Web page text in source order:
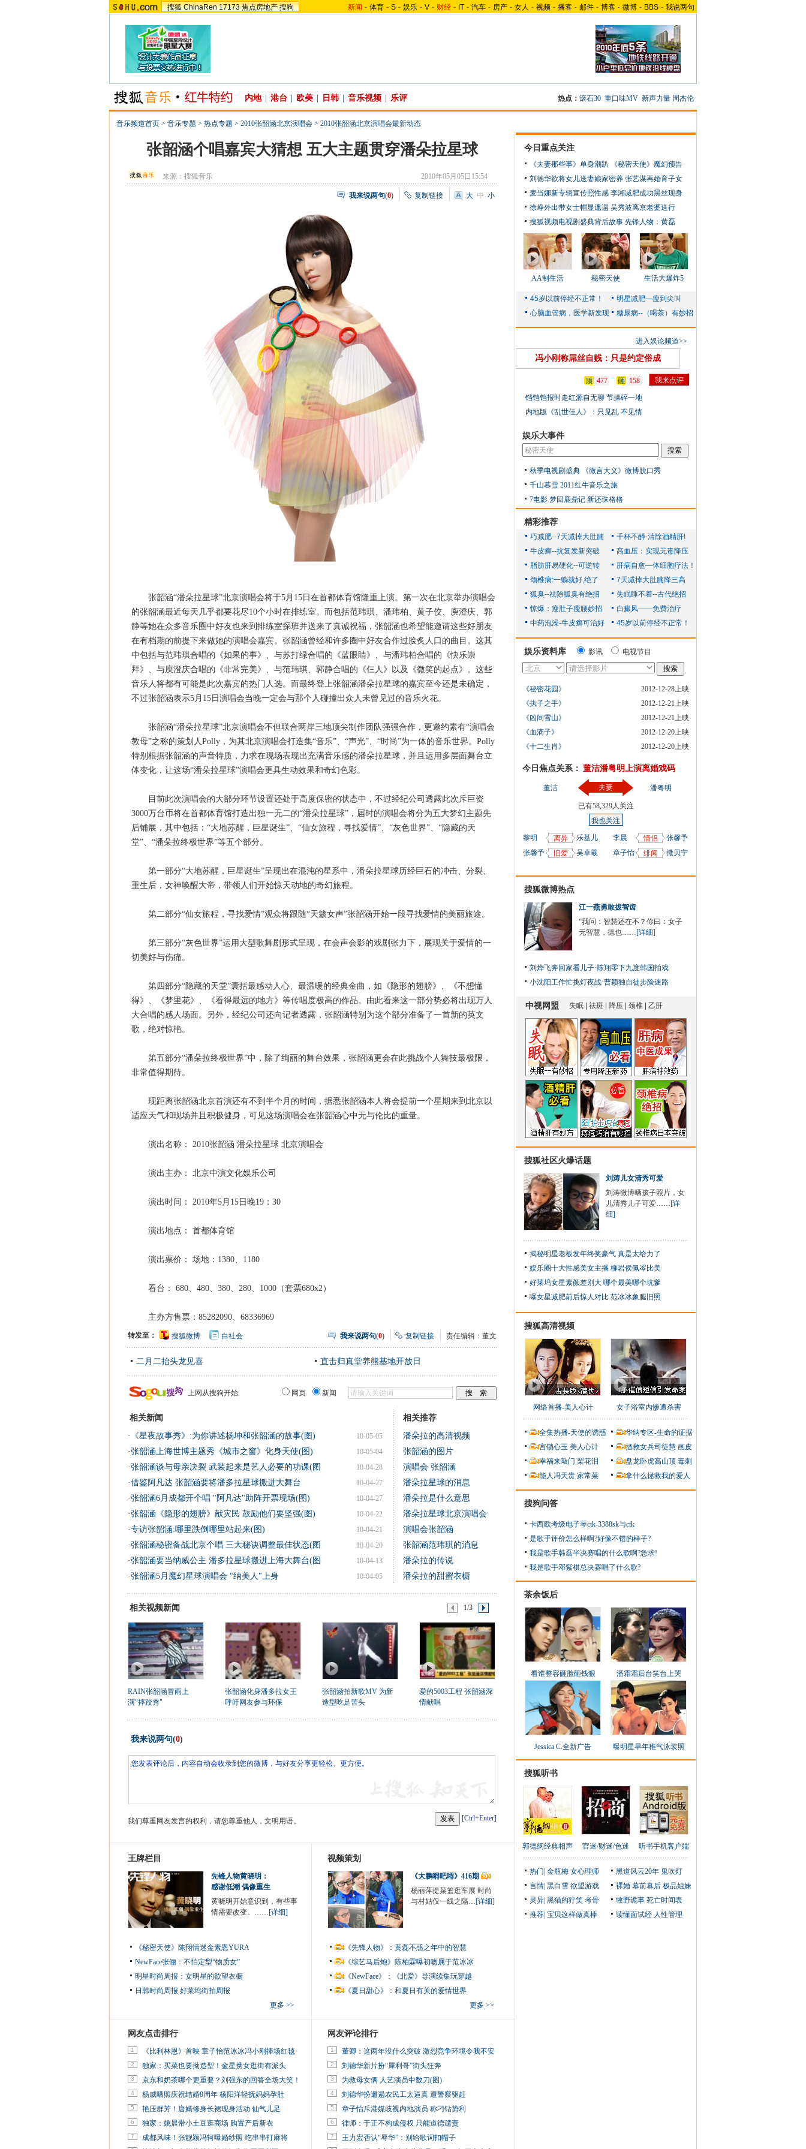
搜狐 ChinaRen 17173 焦点房地产 搜狗 新闻 - 体育 - S - 娱乐 - V - 财经 - IT - 汽车 - 房产 - 女人 - 视频 - 播客 - 邮件 - 博客 - 微博 - BBS - 我说两句
内地 港台 欧美 日韩 音乐视频 乐评 热点： 滚石30 重口味MV 新声力量 周杰伦
音乐频道首页 > 音乐专题 > 热点专题 > 2010张韶涵北京演唱会 > 2010张韶涵北京演唱会最新动态
张韶涵个唱嘉宾大猜想 五大主题贯穿潘朵拉星球
来源：搜狐音乐 2010年05月05日15:54
我来说两句(0) 复制链接 大 中 小
张韶涵“潘朵拉星球”北京演唱会将于5月15日在首都体育馆隆重上演。第一次在北京举办演唱会
的张韶涵最近每天几乎都要花尽10个小时在排练室。而包括范玮琪、潘玮柏、黄子佼、庾澄庆、郭
静等她在众多音乐圈中好友也来到排练室探班并送来了真诚祝福，张韶涵也希望能邀请这些好朋友
在有档期的前提下来做她的演唱会嘉宾。张韶涵曾经和许多圈中好友合作过脍炙人口的曲目。这其
中包括与范玮琪合唱的《如果的事》、与苏打绿合唱的《蓝眼睛》、与潘玮柏合唱的《快乐崇
拜》、与庾澄庆合唱的《非常完美》、与范玮琪、郭静合唱的《仨人》以及《微笑的起点》。这些
音乐人将都有可能是此次嘉宾的热门人选。而最终登上张韶涵潘朵拉星球的嘉宾至今还是未确定，
不过张韶涵表示5月15日演唱会当晚一定会与那个人碰撞出众人未曾见过的音乐火花。
张韶涵“潘朵拉星球”北京演唱会不但联合两岸三地顶尖制作团队强强合作，更邀约素有“演唱会
教母”之称的策划人Polly，为其北京演唱会打造集“音乐”、“声光”、“时尚”为一体的音乐世界。Polly
特别根据张韶涵的声音特质，力求在现场表现出充满音乐感的潘朵拉星球，并且运用多层面舞台立
体变化，让这场“潘朵拉星球”演唱会更具生动效果和奇幻色彩。
目前此次演唱会的大部分环节设置还处于高度保密的状态中，不过经纪公司透露此次斥巨资
3000万台币将在首都体育馆打造出独一无二的“潘朵拉星球”，届时的演唱会将分为五大梦幻主题先
后铺展，其中包括：“大地苏醒，巨星诞生”、“仙女旅程，寻找爱情”、“灰色世界”、“隐藏的天
堂”、“潘朵拉终极世界”等五个部分。
第一部分“大地苏醒，巨星诞生”呈现出在混沌的星系中，潘朵拉星球历经巨石的冲击、分裂、
重生后，女神唤醒大帝，带领人们开始惊天动地的奇幻旅程。
第二部分“仙女旅程，寻找爱情”观众将跟随“天籁女声”张韶涵开始一段寻找爱情的美丽旅途。
第三部分“灰色世界”运用大型歌舞剧形式呈现，在会声会影的戏剧张力下，展现关于爱情的一
切美好与伤痛。
第四部分“隐藏的天堂”囊括最感动人心、最温暖的经典金曲，如《隐形的翅膀》、《不想懂
得》、《梦里花》、《看得最远的地方》等传唱度极高的作品。由此看来这一部分势必将出现万人
大合唱的感人场面。另外，经纪公司还向记者透露，张韶涵特别为这个部分准备了一首新的英文
歌，绝对惊艳。
第五部分“潘朵拉终极世界”中，除了绚丽的舞台效果，张韶涵更会在此挑战个人舞技最极限，
非常值得期待。
现距离张韶涵北京首演还有不到半个月的时间，据悉张韶涵本人将会提前一个星期来到北京以
适应天气和现场并且积极健身，可见这场演唱会在张韶涵心中无与伦比的重量。
演出名称： 2010张韶涵 潘朵拉星球 北京演唱会
演出主办： 北京中演文化娱乐公司
演出时间： 2010年5月15日晚19：30
演出地点： 首都体育馆
演出票价： 场地：1380、1180
看台： 680、480、380、280、1000（套票680x2）
主办方售票：85282090、68336969
转发至： 搜狐微博 白社会 我来说两句(0) 复制链接 责任编辑：董文
二月二抬头龙见喜 直击归真堂养熊基地开放日
上网从搜狗开始 网页 新闻
相关新闻
10-05-05
· 《星夜故事秀》:为你讲述杨坤和张韶涵的故事(图)
10-05-04
·张韶涵上海世博主题秀《城市之窗》化身天使(图)
10-04-28
·张韶涵谈与母亲决裂 武装起来是艺人必要的功课(图
10-04-27
·借鉴阿凡达 张韶涵要将潘多拉星球搬进大舞台
10-04-27
·张韶涵6月成都开个唱 "阿凡达"助阵开票现场(图)
10-04-22
·张韶涵《隐形的翅膀》献灾民 鼓励他们要坚强(图)
10-04-21
·专访张韶涵:哪里跌倒哪里站起来(图)
10-04-20
·张韶涵秘密备战北京个唱 三大秘诀调整最佳状态(图
10-04-13
·张韶涵要当纳威公主 潘多拉星球搬进上海大舞台(图
10-04-05
·张韶涵5月魔幻星球演唱会 "纳美人"上身
相关推荐
潘朵拉的高清视频
张韶涵的图片
演唱会 张韶涵
潘朵拉星球的消息
潘朵拉是什么意思
潘朵拉星球北京演唱会
演唱会张韶涵
张韶涵范玮琪的消息
潘朵拉的传说
潘朵拉的甜蜜衣橱
相关视频新闻 1/3
RAIN张韶涵冒雨上
演"摔跤秀"
张韶涵化身潘多拉女王
呼吁网友参与环保
张韶涵拍新歌MV 为新
造型吃足苦头
爱的5003工程 张韶涵深
情献唱
我来说两句(0)
我们尊重网友发言的权利，请您尊重他人，文明用语。 [Ctrl+Enter]
王牌栏目
先锋人物黄晓明：
感谢低潮 偶像重生
黄晓明开始意识到，有些事
情需要改变。……[详细]
《秘密天使》陈翔情迷金素恩YURA
NewFace张俪：不怕定型“物质女”
明星时尚周报：女明星的欲望衣橱
日韩时尚周报 好莱坞街拍周报
更多 >>
视频策划
《大鹏嘚吧嘚》416期
杨丽萍提菜篮逛车展 时尚
与村姑仅一线之隔…[详细]
《先锋人物》：黄磊不惑之年中的智慧
《综艺马后炮》陈柏霖曝初吻属于范冰冰
《NewFace》：《北爱》导演续集玩穿越
《夏日甜心》：和夏日有关的爱情世界
更多 >>
网友点击排行
1 《比利林恩》首映 章子怡范冰冰冯小刚捧场红毯
2 独家：买菜也要拗造型！金星携女逛街有派头
3 京东和奶茶哪个更重要？刘强东的回答全场大笑！
4 杨威晒照庆祝结婚8周年 杨阳洋轻抚妈妈孕肚
5 艳压群芳！唐嫣修身长裙现身活动 仙气儿足
6 独家：姚晨带小土豆逛商场 购置产后新衣
7 成都风味！张靓颖冯轲曝婚纱照 吃串串打麻将
网友评论排行
1 董卿：这两年没什么突破 激烈竞争环境令我不安
2 刘德华新片扮“犀利哥”街头狂奔
3 为救母女俩 人艺演员中数刀(图)
4 刘德华扮邋遢农民工太逼真 遭警察驱赶
5 章子怡斥港媒歧视内地演员 称刁钻势利
6 律师：于正不构成侵权 只能道德谴责
7 王力宏否认“辱华”：别给歌词扣帽子
今日重点关注
《夫妻那些事》单身潮趴
《秘密天使》魔幻预告
刘德华欲将女儿送妻娘家密养 张艺谋再婚育子女
麦当娜新专辑宣传照性感 李湘减肥成功黑丝现身
徐峥外出带女士帽显邋遢 吴秀波离京老婆送行
搜狐视频电视剧盛典背后故事 先锋人物：黄磊
AA制生活 秘密天使 生活大爆炸5
进入娱论频道>>
冯小刚称屌丝自贱：只是约定俗成
顶 477 砸
158
铛铛铛报时走红源自无聊 节操碎一地
内地版《乱世佳人》：只见乱 不见情
娱乐大事件
秋季电视剧盛典
《微言大义》微博脱口秀
千山暮雪 2011红牛音乐之旅
7电影 梦回鹿鼎记 新还珠格格
精彩推荐
娱乐资料库 影讯 电视节目
《秘密花园》
2012-12-28上映
《执子之手》
2012-12-21上映
《凶间雪山》
2012-12-21上映
《血滴子》
2012-12-20上映
《十二生肖》
2012-12-20上映
今日焦点关系： 董洁潘粤明上演离婚戏码
董洁 夫妻
已有58,329人关注
我也关注
潘粤明
黎明 离异
乐基儿
张馨予
旧爱 吴卓羲
李晨 情侣
张馨予
章子怡
绯闻 撒贝宁
搜狐微博热点
江一燕勇敢拔智齿
“我问：智慧还在不？你曰：女子
无智慧，德也……[详细]
刘烨飞奔回家看儿子·陈翔零下九度韩国拍戏
小沈阳工作忙挑灯夜战·曹颖独自徒步险迷路
搜狐社区火爆话题
刘涛儿女清秀可爱
刘涛微博晒孩子照片，女
儿清秀儿子可爱……[详
细]
揭秘明星老板发年终奖豪气 真是太给力了
娱乐圈十大性感美女主播 柳岩侯佩岑比美
好莱坞女星素颜差别大 哪个最美哪个坑爹
曝女星减肥前后惊人对比 范冰冰象腿旧照
搜狐高清视频
网络首播-美人心计 女子浴室内惨遭杀害
全集热播-天使的诱惑
华纳专区-生命的证据
宫锁心玉 美人心计 拯救女兵司徒慧 画皮
幸福来敲门 梨花泪 盘龙卧虎高山顶 毒刺
能人冯天贵 家常菜 拿什么拯救我的爱人
搜狗问答
卡西欧考级电子琴ctk-3388sk与ctk
是歌手评价怎么样啊?好像不错的样子?
我是歌手韩磊半决赛唱的什么歌啊?急求!
我是歌手邓紫棋总决赛唱了什么歌?
茶余饭后
看谁整容砸脸砸钱狠 潘霜霜后台笑台上哭
Jessica C.全新广告 曝明星早年稚气泳装照
搜狐听书
郭德纲经典相声 官迷/财迷/色迷 听书手机客户端
热门 金瓶梅 女心理师 黑道风云20年 鬼吹灯
言情 黑白雪 欲望游戏 裸婚 幕前幕后 极品姐妹
灵异 黑猫的狞笑 考骨 牧野诡事 死亡时间表
推荐 宝贝这样做真棒 读懂面试经 人性管理